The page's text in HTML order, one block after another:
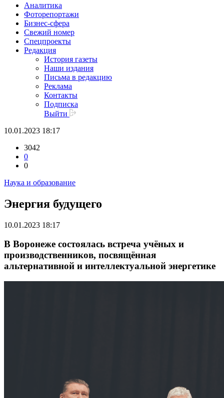
Аналитика
Фоторепортажи
Бизнес-сфера
Свежий номер
Спецпроекты
Редакция
История газеты
Наши издания
Письма в редакцию
Реклама
Контакты
Подписка
Выйти
10.01.2023 18:17
3042
0
0
Наука и образование
Энергия будущего
10.01.2023 18:17
В Воронеже состоялась встреча учёных и
производственников, посвящённая
альтернативной и интеллектуальной энергетике